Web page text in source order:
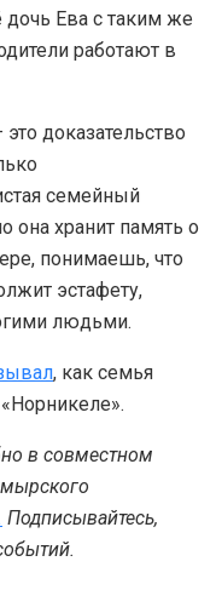
Ева с таким же
работают в
доказательство
семейный
она хранит память о
понимаешь, что
эстафету,
людьми.
, как семья
в совместном
Подписывайтесь,